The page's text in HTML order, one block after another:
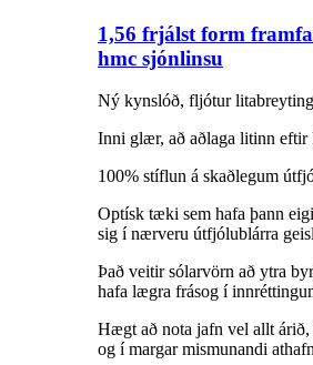
1,56 frjálst form
hmc sjónlinsu
Ný kynslóð, fljótur litabreyting
Inni glær, að aðlaga litinn eftir
100% stíflun á skaðlegum
Optísk tæki sem hafa þann
sig í nærveru útfjólublárra
Það veitir sólarvörn að ytra
hafa lægra frásog í
Hægt að nota jafn vel allt
og í margar mismunandi